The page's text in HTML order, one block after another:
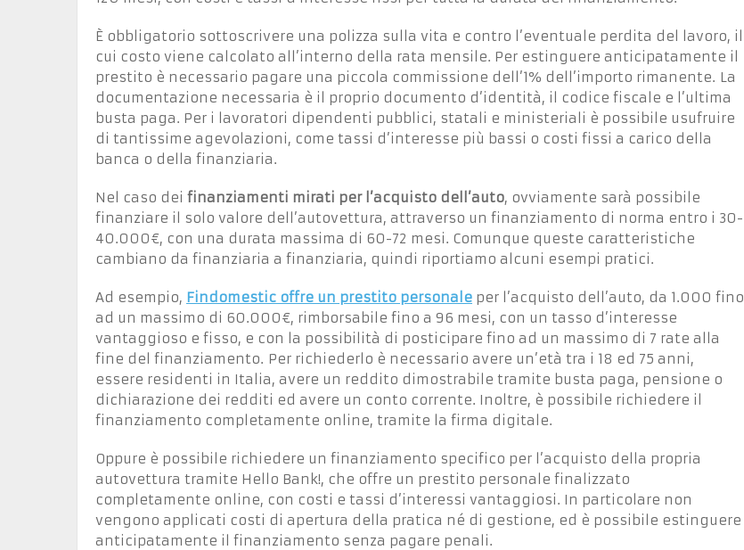
È obbligatorio sottoscrivere una polizza sulla vita e contro l’eventuale perdita del lavoro, il
cui costo viene calcolato all’interno della rata mensile. Per estinguere anticipatamente il
prestito è necessario pagare una piccola commissione dell’1% dell’importo rimanente. La
documentazione necessaria è il proprio documento d’identità, il codice fiscale e l’ultima
busta paga. Per i lavoratori dipendenti pubblici, statali e ministeriali è possibile usufruire
di tantissime agevolazioni, come tassi d’interesse più bassi o costi fissi a carico della
banca o della finanziaria.
Nel caso dei finanziamenti mirati per l’acquisto dell’auto, ovviamente sarà possibile
finanziare il solo valore dell’autovettura, attraverso un finanziamento di norma entro i 30-
40.000€, con una durata massima di 60-72 mesi. Comunque queste caratteristiche
cambiano da finanziaria a finanziaria, quindi riportiamo alcuni esempi pratici.
Ad esempio, Findomestic offre un prestito personale per l’acquisto dell’auto, da 1.000 fino
ad un massimo di 60.000€, rimborsabile fino a 96 mesi, con un tasso d’interesse
vantaggioso e fisso, e con la possibilità di posticipare fino ad un massimo di 7 rate alla
fine del finanziamento. Per richiederlo è necessario avere un’età tra i 18 ed 75 anni,
essere residenti in Italia, avere un reddito dimostrabile tramite busta paga, pensione o
dichiarazione dei redditi ed avere un conto corrente. Inoltre, è possibile richiedere il
finanziamento completamente online, tramite la firma digitale.
Oppure è possibile richiedere un finanziamento specifico per l’acquisto della propria
autovettura tramite Hello Bank!, che offre un prestito personale finalizzato
completamente online, con costi e tassi d’interessi vantaggiosi. In particolare non
vengono applicati costi di apertura della pratica né di gestione, ed è possibile estinguere
anticipatamente il finanziamento senza pagare penali.